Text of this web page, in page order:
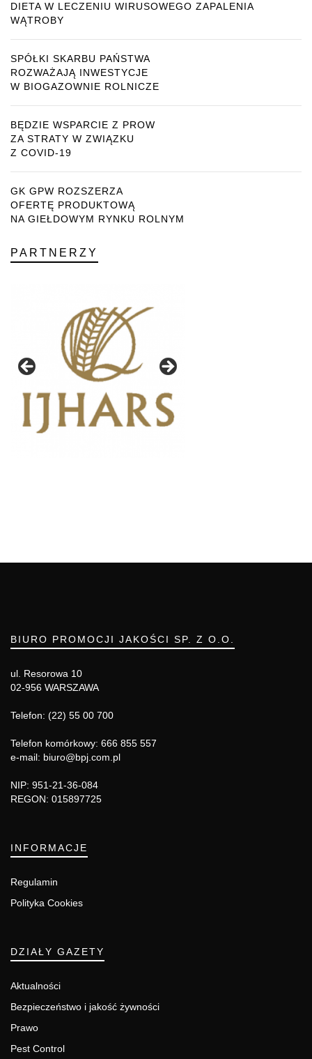
DIETA W LECZENIU WIRUSOWEGO ZAPALENIA
WĄTROBY
SPÓŁKI SKARBU PAŃSTWA
ROZWAŻAJĄ INWESTYCJE
W BIOGAZOWNIE ROLNICZE
BĘDZIE WSPARCIE Z PROW
ZA STRATY W ZWIĄZKU
Z COVID-19
GK GPW ROZSZERZA
OFERTĘ PRODUKTOWĄ
NA GIEŁDOWYM RYNKU ROLNYM
PARTNERZY
BIURO PROMOCJI JAKOŚCI SP. Z O.O.
ul. Resorowa 10
02-956 WARSZAWA
Telefon: (22) 55 00 700
Telefon komórkowy: 666 855 557
e-mail: biuro@bpj.com.pl
NIP: 951-21-36-084
REGON: 015897725
INFORMACJE
Regulamin
Polityka Cookies
DZIAŁY GAZETY
Aktualności
Bezpieczeństwo i jakość żywności
Prawo
Pest Control